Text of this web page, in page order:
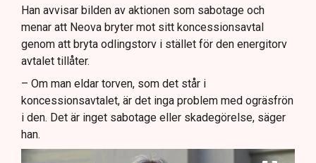
Han avvisar bilden av aktionen som sabotage och
menar att Neova bryter mot sitt koncessionsavtal
genom att bryta odlingstorv i stället för den energitorv
avtalet tillåter.
– Om man eldar torven, som det står i
koncessionsavtalet, är det inga problem med ogräsfrön
i den. Det är inget sabotage eller skadegörelse, säger
han.